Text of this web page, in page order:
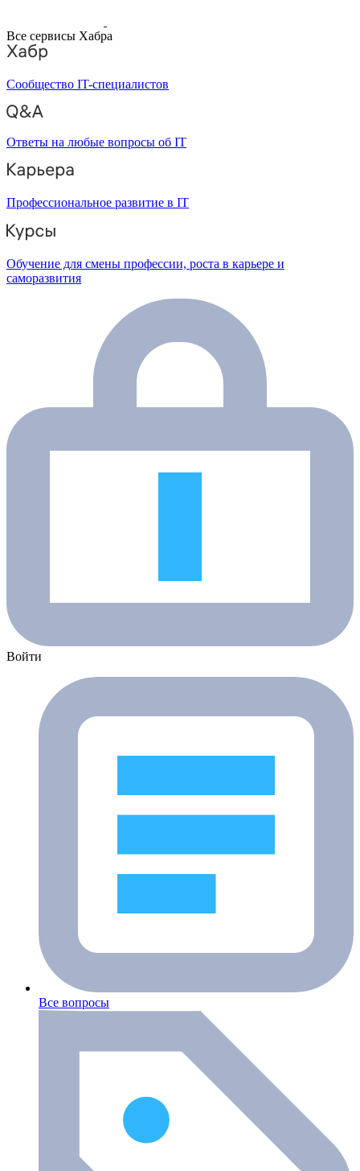
Все сервисы Хабра
Сообщество IT-специалистов
Ответы на любые вопросы об IT
Профессиональное развитие в IT
Обучение для смены профессии, роста в карьере и
саморазвития
Войти
Все вопросы